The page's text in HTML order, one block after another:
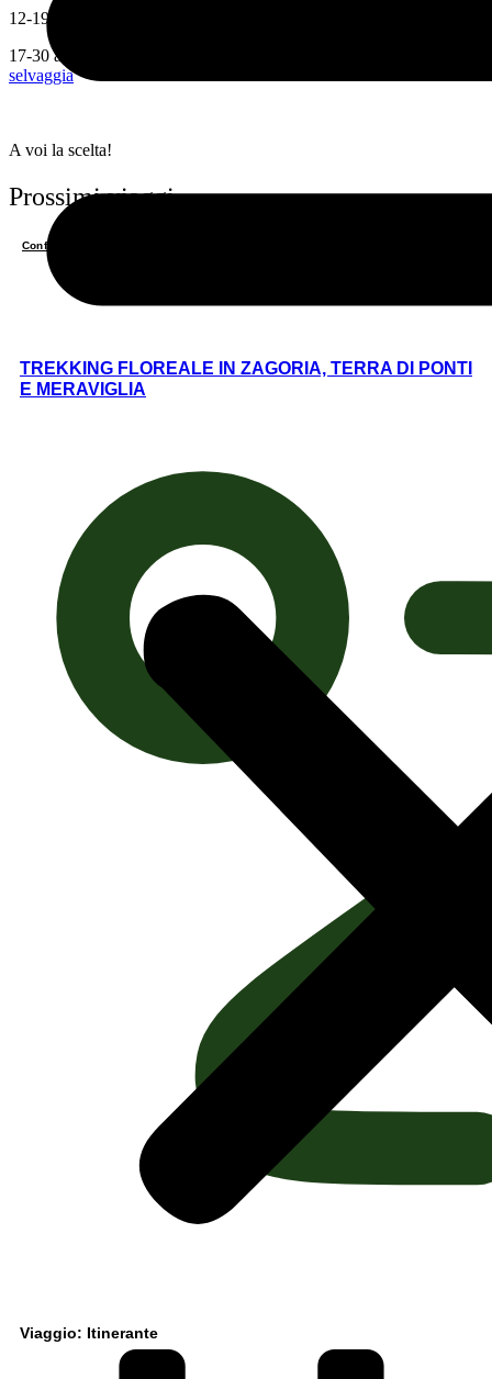
12-19 giugno e 4-11 settembre
17-30 agosto
selvaggia
A voi la scelta!
Prossimi viaggi
Confermato posti disponibili
TREKKING FLOREALE IN ZAGORIA, TERRA DI PONTI
E MERAVIGLIA
Viaggio: Itinerante